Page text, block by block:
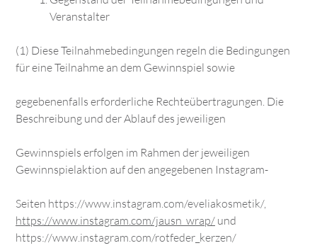
Veranstalter
(1) Diese Teilnahmebedingungen regeln die Bedingungen
für eine Teilnahme an dem Gewinnspiel sowie
gegebenenfalls erforderliche Rechteübertragungen. Die
Beschreibung und der Ablauf des jeweiligen
Gewinnspiels erfolgen im Rahmen der jeweiligen
Gewinnspielaktion auf den angegebenen Instagram-
Seiten https://www.instagram.com/eveliakosmetik/,
https://www.instagram.com/jausn_wrap/ und
https://www.instagram.com/rotfeder_kerzen/